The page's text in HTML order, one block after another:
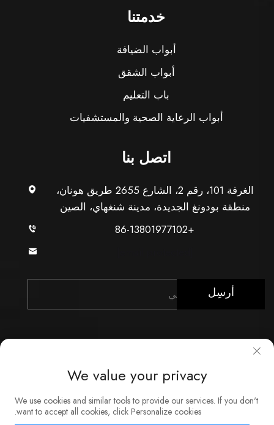
خدمتنا
أبواب الضيافة
أبواب الشقق
باب التعليم
أبواب الرعاية الصحية والمستشفيات
اتصل بنا
الغرفة 101، رقم 2، الشارع 2655 طريق هونان،
منطقة بودونغ الجديدة، مدينة شنغهاي، الصين
+86-13801977102
أرسِل
حقوق النشر © شركة شنغهاي Xunzhong للصناعة المحدودة.
جميع الحقوق محفوظة
We value your privacy
We use cookies and similar tools to provide our services. If you don't
want to accept all cookies, click Personalize cookies.